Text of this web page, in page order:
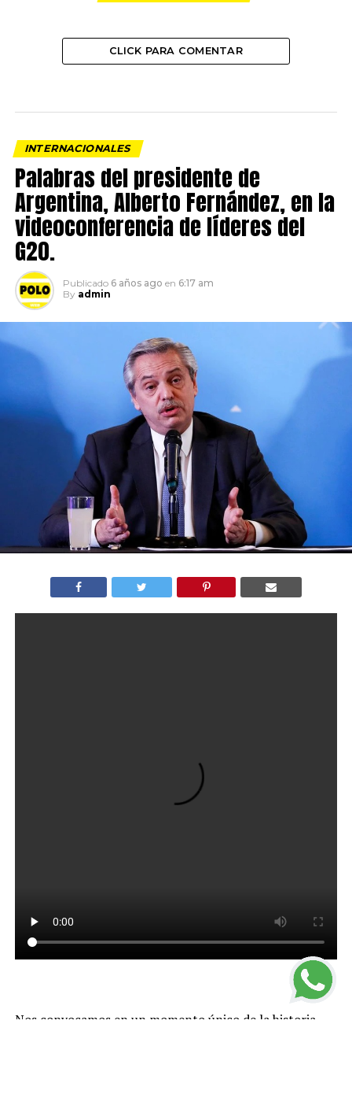
CLICK PARA COMENTAR
INTERNACIONALES
Palabras del presidente de
Argentina, Alberto Fernández, en la
videoconferencia de líderes del
G20.
Publicado 6 años ago en 6:17 am
By admin
Nos convocamos en un momento único de la historia